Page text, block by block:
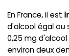
En France, il est
d'alcool égal ou
0,25 mg
environ deux